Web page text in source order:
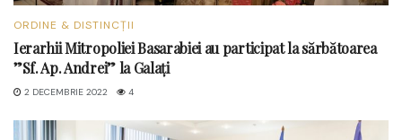
ORDINE & DISTINCȚII
Ierarhii Mitropoliei Basarabiei au participat la sărbătoarea
”Sf. Ap. Andrei” la Galați
2 DECEMBRIE 2022 4